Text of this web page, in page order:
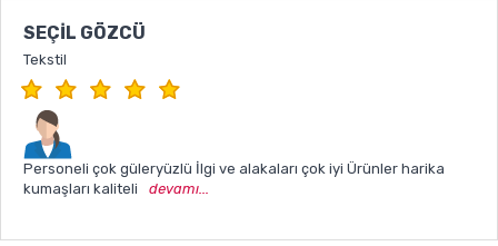
SEÇIL GÖZCÜ
Tekstil
Personeli çok güleryüzlü İlgi ve alakaları çok iyi Ürünler harika
kumaşları kaliteli
devamı...